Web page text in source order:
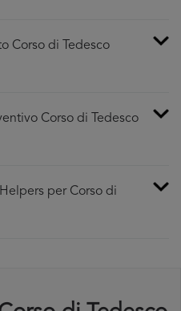
Corso di Tedesco
Corso di Tedesco
per Corso di